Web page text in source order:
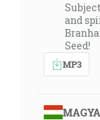
and
Seed!
MP3